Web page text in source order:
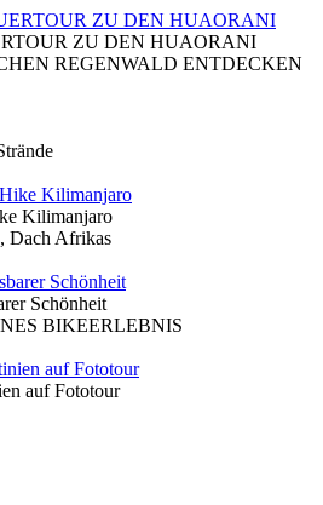
ZU DEN HUAORANI
REGENWALD ENTDECKEN
Kilimanjaro
Dach Afrikas
Schönheit
BIKEERLEBNIS
auf Fototour